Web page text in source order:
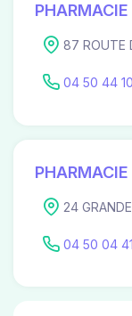
87 ROUTE
04 50 44
24
04 50 04